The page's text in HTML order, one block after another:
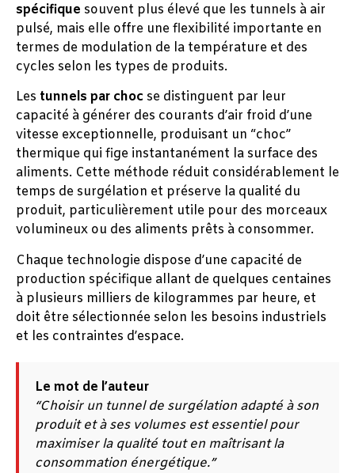
spécifique souvent plus élevé que les tunnels à air
pulsé, mais elle offre une flexibilité importante en
termes de modulation de la température et des
cycles selon les types de produits.
Les tunnels par choc se distinguent par leur
capacité à générer des courants d’air froid d’une
vitesse exceptionnelle, produisant un “choc”
thermique qui fige instantanément la surface des
aliments. Cette méthode réduit considérablement le
temps de surgélation et préserve la qualité du
produit, particulièrement utile pour des morceaux
volumineux ou des aliments prêts à consommer.
Chaque technologie dispose d’une capacité de
production spécifique allant de quelques centaines
à plusieurs milliers de kilogrammes par heure, et
doit être sélectionnée selon les besoins industriels
et les contraintes d’espace.
Le mot de l’auteur
“Choisir un tunnel de surgélation adapté à son
produit et à ses volumes est essentiel pour
maximiser la qualité tout en maîtrisant la
consommation énergétique.”